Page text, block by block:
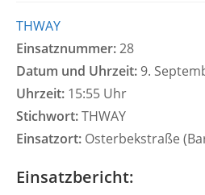
THWAY
Einsatznummer:28
Datum und Uhrzeit: 9.
Uhrzeit: 15:55 Uhr
Stichwort:THWAY
Einsatzort: Osterbekstraße
Einsatzbericht: